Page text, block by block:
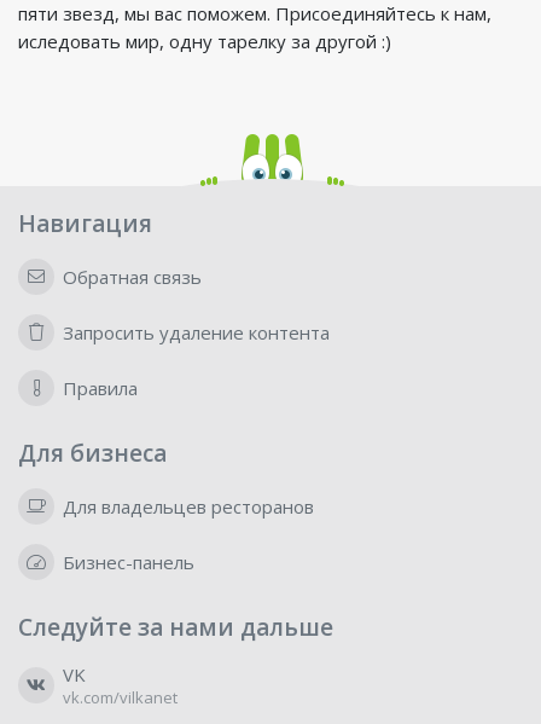
пяти звезд, мы вас поможем. Присоединяйтесь к нам,
иследовать мир, одну тарелку за другой :)
Навигация
Обратная связь
Запросить удаление контента
Правила
Для бизнеса
Для владельцев ресторанов
Бизнес-панель
Следуйте за нами дальше
VK
vk.com/vilkanet